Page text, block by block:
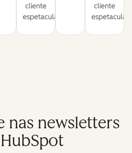
cliente
espetacular.
cliente
espetacular.
nas newsletters